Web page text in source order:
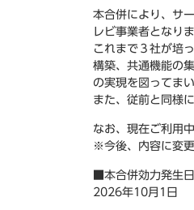
本合併により、サ
レビ事業者となりま
これまで３社が培
構築、共通機能の
の実現を図ってまい
また、従前と同様
なお、現在ご利用
※今後、内容に変
■本合併効力発生
2026年10月1日